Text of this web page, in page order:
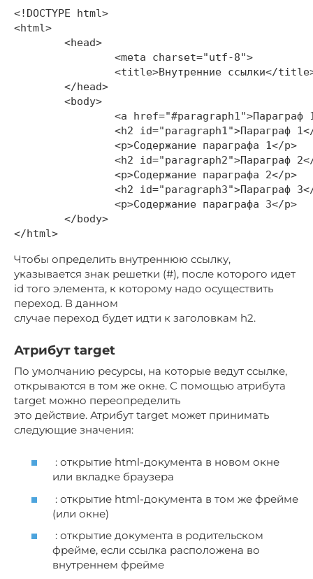
<!DOCTYPE html>
<html>
Чтобы определить внутреннюю ссылку,
указывается знак решетки (#), после которого идет
id того элемента, к которому надо осуществить
переход. В данном
случае переход будет идти к заголовкам h2.
Атрибут target
По умолчанию ресурсы, на которые ведут ссылке,
открываются в том же окне. С помощью атрибута
target можно переопределить
это действие. Атрибут target может принимать
следующие значения:
: открытие html-документа в новом окне
или вкладке браузера
: открытие html-документа в том же фрейме
(или окне)
: открытие документа в родительском
фрейме, если ссылка расположена во
внутреннем фрейме